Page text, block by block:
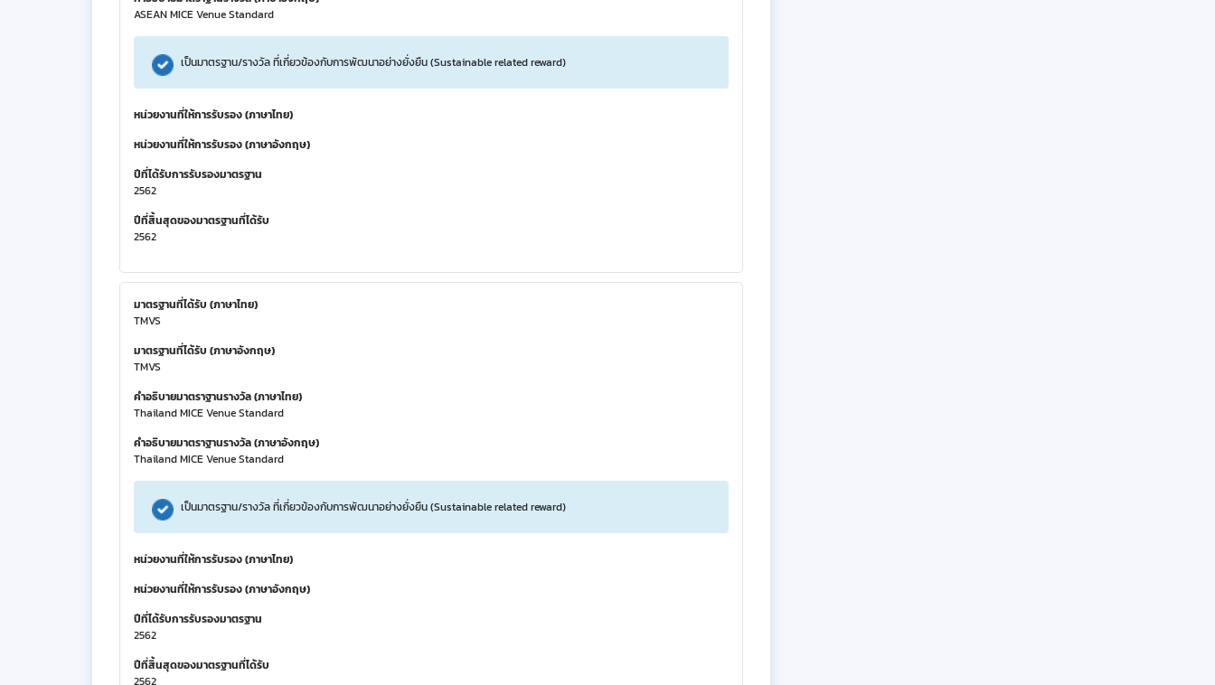
ASEAN MICE Venue Standard
เป็นมาตรฐาน/รางวัล ที่เกี่ยวข้องกับการพัฒนาอย่างยั่งยืน (Sustainable related reward)
หน่วยงานที่ให้การรับรอง (ภาษาไทย)
หน่วยงานที่ให้การรับรอง (ภาษาอังกฤษ)
ปีที่ได้รับการรับรองมาตรฐาน
2562
ปีที่สิ้นสุดของมาตรฐานที่ได้รับ
2562
มาตรฐานที่ได้รับ (ภาษาไทย)
TMVS
มาตรฐานที่ได้รับ (ภาษาอังกฤษ)
TMVS
คำอธิบายมาตราฐานรางวัล (ภาษาไทย)
Thailand MICE Venue Standard
คำอธิบายมาตราฐานรางวัล (ภาษาอังกฤษ)
Thailand MICE Venue Standard
เป็นมาตรฐาน/รางวัล ที่เกี่ยวข้องกับการพัฒนาอย่างยั่งยืน (Sustainable related reward)
หน่วยงานที่ให้การรับรอง (ภาษาไทย)
หน่วยงานที่ให้การรับรอง (ภาษาอังกฤษ)
ปีที่ได้รับการรับรองมาตรฐาน
2562
ปีที่สิ้นสุดของมาตรฐานที่ได้รับ
2562